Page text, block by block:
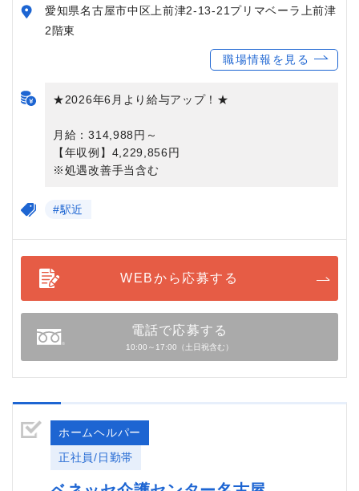
愛知県名古屋市中区上前津2-13-21プリマベーラ上前津
2階東
職場情報を見る
★2026年6月より給与アップ！★
月給：314,988円～
【年収例】4,229,856円
※処遇改善手当含む
#駅近
WEBから応募する
電話で応募する
10:00～17:00（土日祝含む）
ホームヘルパー
正社員/日勤帯